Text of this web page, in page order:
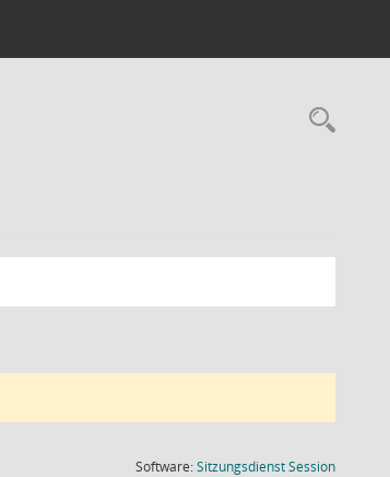
Software:SitzungsdienstSession(Wird in